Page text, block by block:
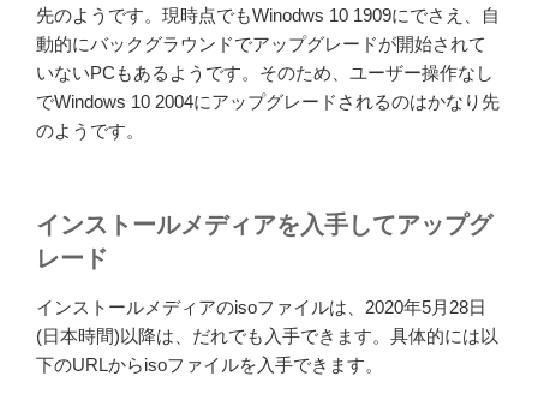
先のようです。現時点でもWinodws 10 1909にでさえ、自
動的にバックグラウンドでアップグレードが開始されて
いないPCもあるようです。そのため、ユーザー操作なし
でWindows 10 2004にアップグレードされるのはかなり先
のようです。
インストールメディアを入手してアップグ
レード
インストールメディアのisoファイルは、2020年5月28日
(日本時間)以降は、だれでも入手できます。具体的には以
下のURLからisoファイルを入手できます。